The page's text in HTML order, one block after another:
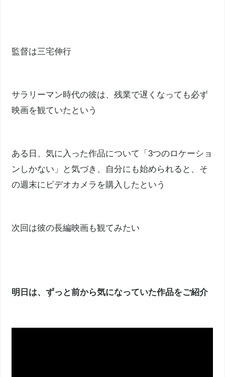
監督は三宅伸行
サラリーマン時代の彼は、残業で遅くなっても必ず
映画を観ていたという
ある日、気に入った作品について「3つのロケーショ
ンしかない」と気づき、自分にも始められると、そ
の週末にビデオカメラを購入したという
次回は彼の長編映画も観てみたい
明日は、ずっと前から気になっていた作品をご紹介